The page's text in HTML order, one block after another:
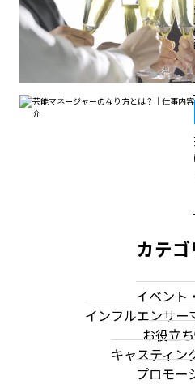
カテゴ
イベント
インフルエンサー
お役立
キャスティン
プロモー